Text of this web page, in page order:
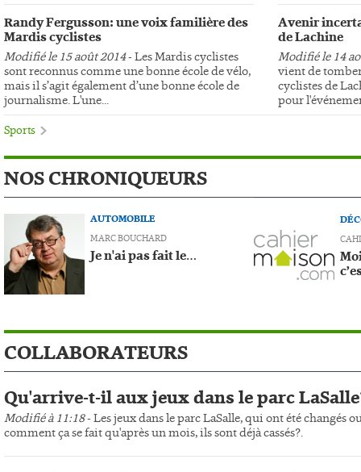
Randy Fergusson: une voix familière des
Mardis cyclistes
Modifié le 15 août 2014- Les Mardis cyclistes
sont reconnus comme une bonne école de vélo,
mais il s’agit également d’une bonne école de
journalisme. L'une...
Avenir
de Lachine
Modifié le 14
vient de
cyclistes de
pour
Sports
NOS CHRONIQUEURS
AUTOMOBILE
MARC BOUCHARD
Je n'ai pas fait le…
COLLABORATEURS
Qu'arrive-t-il aux jeux dans le parc
Modifié à 11:18- Les jeux dans le parc LaSalle, qui ont été changés
comment ça se fait qu'après un mois, ils sont déjà cassés?.